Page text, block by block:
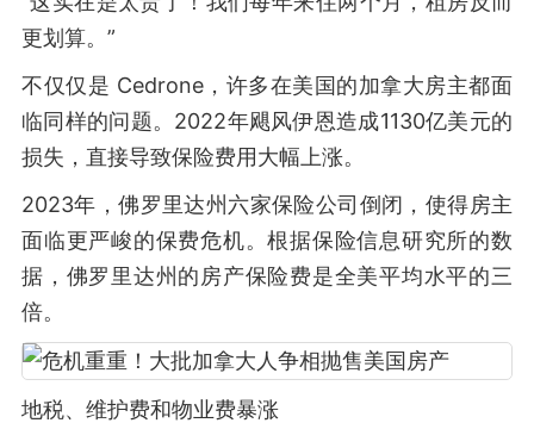
更划算。”
不仅仅是 Cedrone，许多在美国的加拿大房主都面
临同样的问题。2022年飓风伊恩造成1130亿美元的
损失，直接导致保险费用大幅上涨。
2023年，佛罗里达州六家保险公司倒闭，使得房主
面临更严峻的保费危机。根据保险信息研究所的数
据，佛罗里达州的房产保险费是全美平均水平的三
倍。
地税、维护费和物业费暴涨